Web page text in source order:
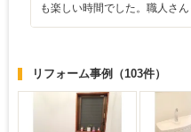
も楽しい時間でした。職人さ
リフォーム事例 （103件）